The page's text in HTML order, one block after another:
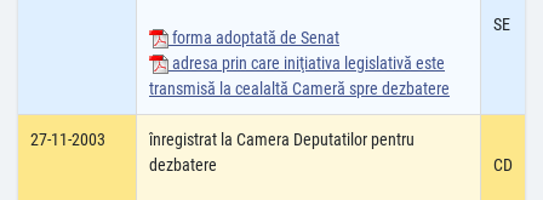
forma adoptată de Senat
adresa prin care iniţiativa legislativă este
transmisă la cealaltă Cameră spre dezbatere
SE
27-11-2003
înregistrat la Camera Deputatilor pentru
dezbatere
CD